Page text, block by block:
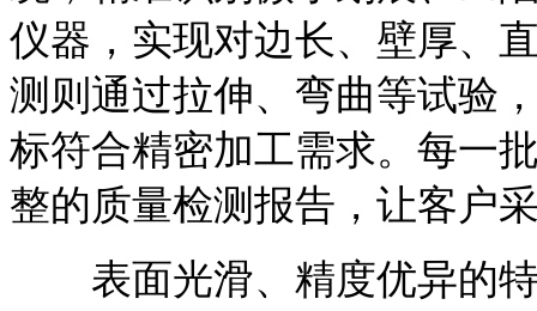
仪器，实现对边长、壁厚、
测则通过拉伸、弯曲等试验
标符合精密加工需求。每一
整的质量检测报告，让客户
表面光滑、精度优异的特